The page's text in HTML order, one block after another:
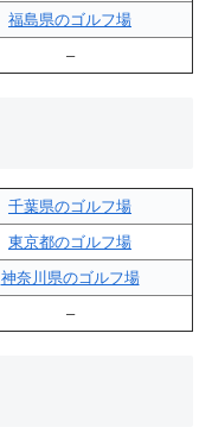
福島県のゴルフ場
–
千葉県のゴルフ場
東京都のゴルフ場
神奈川県のゴルフ場
–